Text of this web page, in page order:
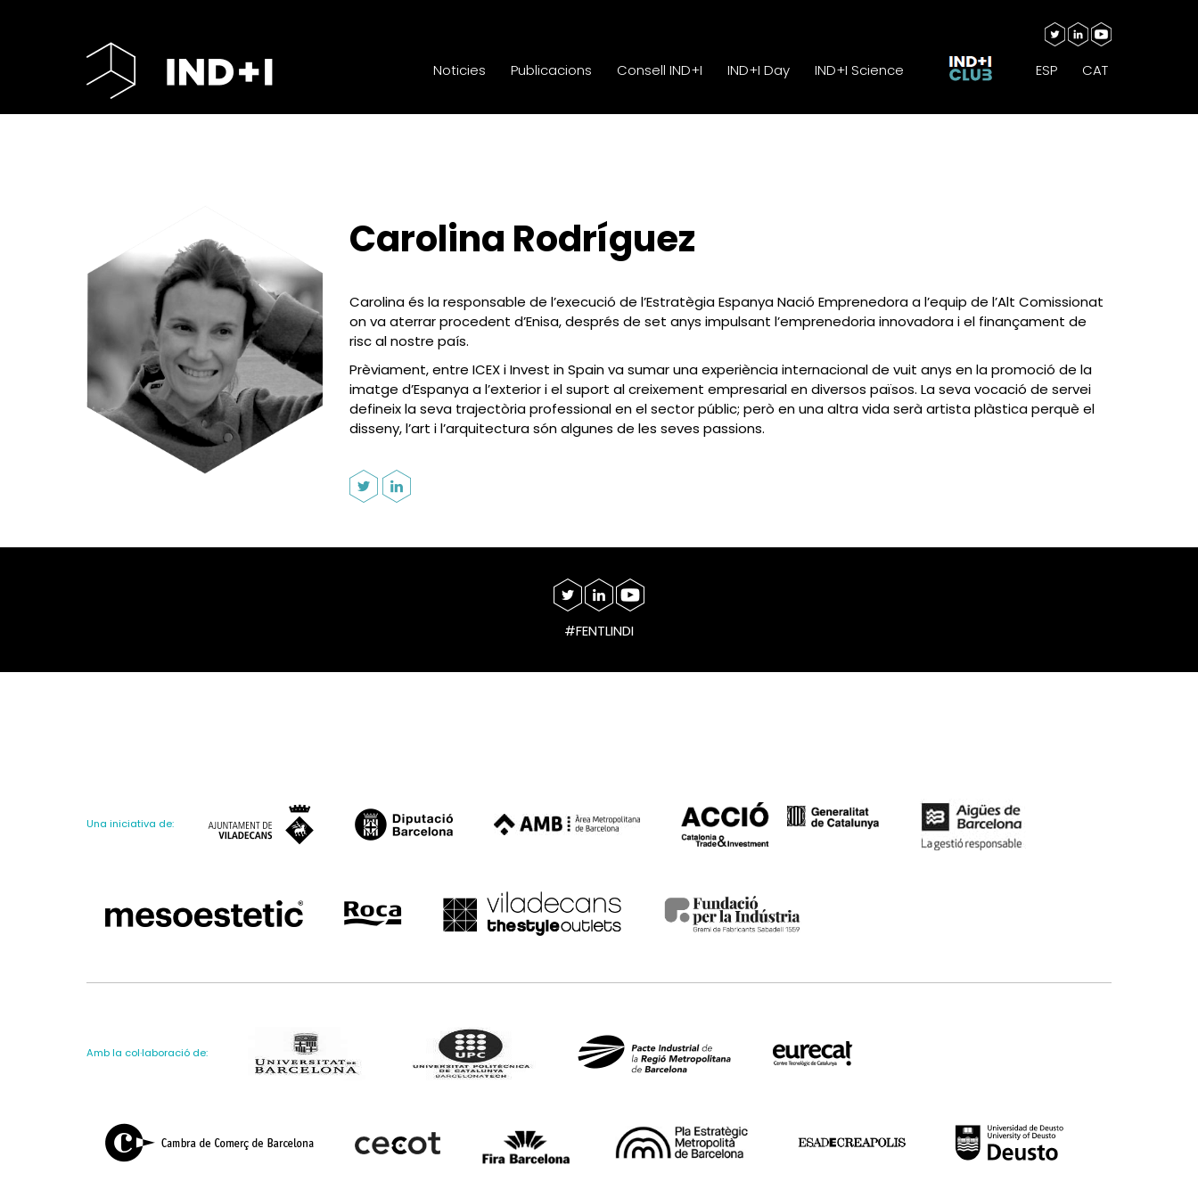
Noticies Publicacions Consell IND+I IND+I Day IND+I Science ESP CAT
Carolina Rodríguez
Carolina és la responsable de l’execució de l’Estratègia Espanya Nació Emprenedora a l’equip de l’Alt Comissionat
on va aterrar procedent d’Enisa, després de set anys impulsant l’emprenedoria innovadora i el finançament de
risc al nostre país.
Prèviament, entre ICEX i Invest in Spain va sumar una experiència internacional de vuit anys en la promoció de la
imatge d’Espanya a l’exterior i el suport al creixement empresarial en diversos països. La seva vocació de servei
defineix la seva trajectòria professional en el sector públic; però en una altra vida serà artista plàstica perquè el
disseny, l’art i l’arquitectura són algunes de les seves passions.
#FENTLINDI
Una iniciativa de:
Amb la col·laboració de:
ESP CAT